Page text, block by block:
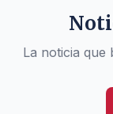
La noticia que